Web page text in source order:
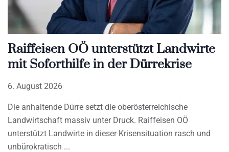
Raiffeisen OÖ unterstützt Landwirte
mit Soforthilfe in der Dürrekrise
6. August 2026
Die anhaltende Dürre setzt die oberösterreichische
Landwirtschaft massiv unter Druck. Raiffeisen OÖ
unterstützt Landwirte in dieser Krisensituation rasch und
unbürokratisch